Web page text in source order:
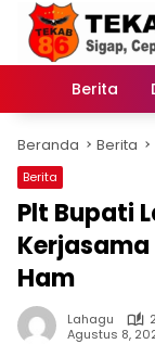
Langsung
konten
Home
Berita
Beranda Berita
Berita
Plt Bupati
Kerjasama
Ham
Lahagu
Agustus 8,